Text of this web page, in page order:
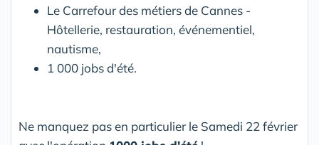
Le Carrefour des métiers de Cannes -
Hôtellerie, restauration, événementiel,
nautisme,
1 000 jobs d'été.
Ne manquez pas en particulier le Samedi 22 février